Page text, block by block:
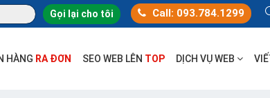
Gọi lại cho tôi Call: 093.784.1299
HÀNG RA ĐƠN SEO WEB LÊN TOP DỊCH VỤ WEB